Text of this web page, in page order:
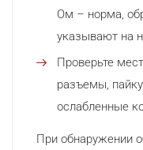
Ом – норма,
указывают на
Проверьте
разъемы,
ослабленные
При обнаружении